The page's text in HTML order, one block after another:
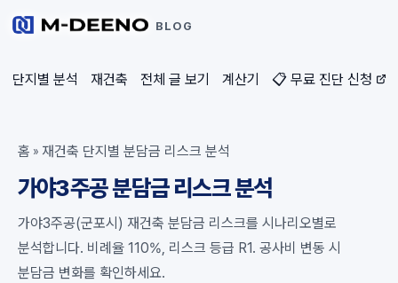
BLOG
단지별 분석 재건축 전체 글 보기 계산기 📋 무료 진단 신청
홈 » 재건축 단지별 분담금 리스크 분석
가야3주공 분담금 리스크 분석
가야3주공(군포시) 재건축 분담금 리스크를 시나리오별로
분석합니다. 비례율 110%, 리스크 등급 R1. 공사비 변동 시
분담금 변화를 확인하세요.